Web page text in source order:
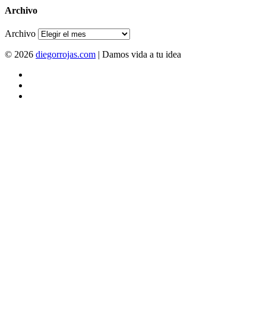
Archivo
Archivo
© 2026 diegorrojas.com | Damos vida a tu idea